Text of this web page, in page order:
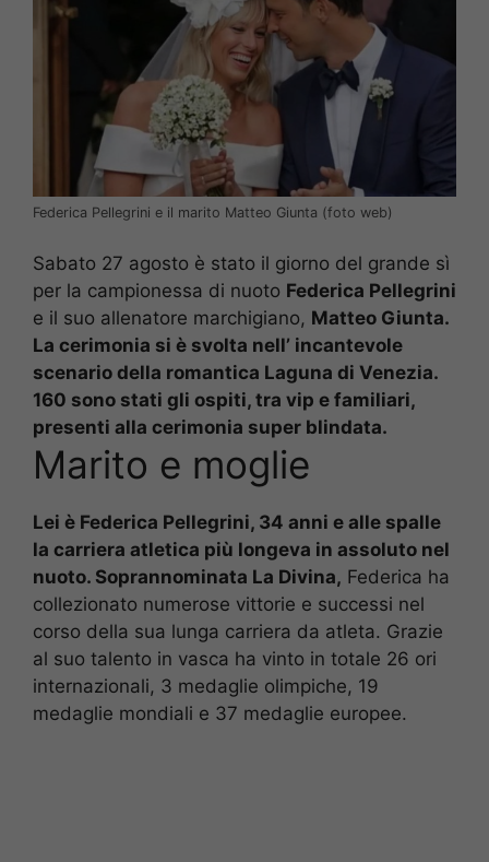
Federica Pellegrini e il marito Matteo Giunta (foto web)
Sabato 27 agosto è stato il giorno del grande sì
per la campionessa di nuoto Federica Pellegrini
e il suo allenatore marchigiano, Matteo Giunta.
La cerimonia si è svolta nell’ incantevole
scenario della romantica Laguna di Venezia.
160 sono stati gli ospiti, tra vip e familiari,
presenti alla cerimonia super blindata.
Marito e moglie
Lei è Federica Pellegrini, 34 anni e alle spalle
la carriera atletica più longeva in assoluto nel
nuoto. Soprannominata La Divina, Federica ha
collezionato numerose vittorie e successi nel
corso della sua lunga carriera da atleta. Grazie
al suo talento in vasca ha vinto in totale 26 ori
internazionali, 3 medaglie olimpiche, 19
medaglie mondiali e 37 medaglie europee.